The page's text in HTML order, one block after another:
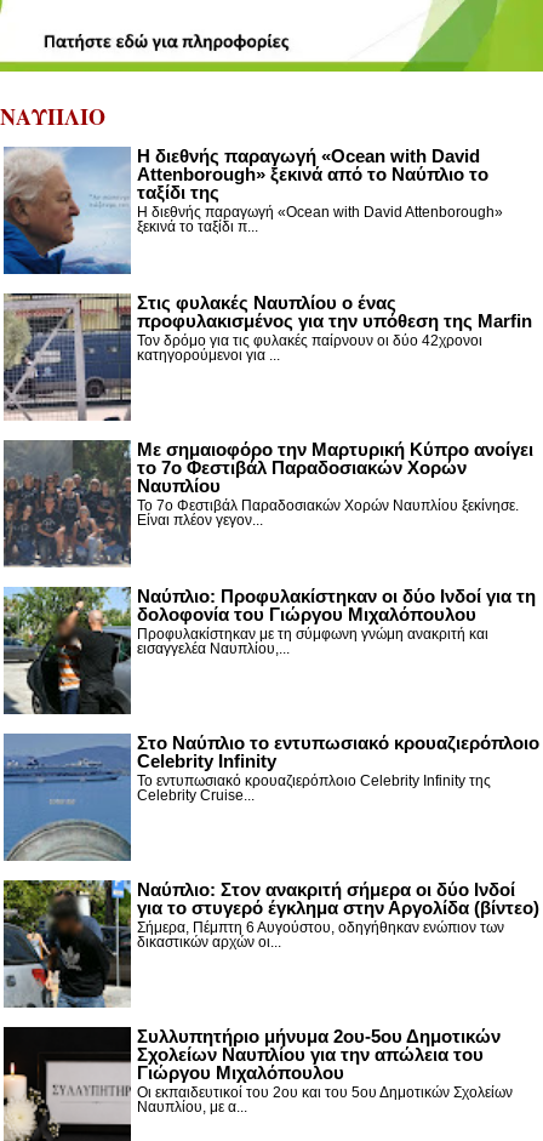
ΝΑΥΠΛΙΟ
Η διεθνής παραγωγή «Ocean with David
Attenborough» ξεκινά από το Ναύπλιο το
ταξίδι της
Η διεθνής παραγωγή «Ocean with David Attenborough»
ξεκινά το ταξίδι π...
Στις φυλακές Ναυπλίου ο ένας
προφυλακισμένος για την υπόθεση της Marfin
Τον δρόμο για τις φυλακές παίρνουν οι δύο 42χρονοι
κατηγορούμενοι για ...
Με σημαιοφόρο την Μαρτυρική Κύπρο ανοίγει
το 7ο Φεστιβάλ Παραδοσιακών Χορών
Ναυπλίου
Το 7ο Φεστιβάλ Παραδοσιακών Χορών Ναυπλίου ξεκίνησε.
Είναι πλέον γεγον...
Ναύπλιο: Προφυλακίστηκαν οι δύο Ινδοί για τη
δολοφονία του Γιώργου Μιχαλόπουλου
Προφυλακίστηκαν με τη σύμφωνη γνώμη ανακριτή και
εισαγγελέα Ναυπλίου,...
Στο Ναύπλιο το εντυπωσιακό κρουαζιερόπλοιο
Celebrity Infinity
Το εντυπωσιακό κρουαζιερόπλοιο Celebrity Infinity της
Celebrity Cruise...
Nαύπλιο: Στον ανακριτή σήμερα οι δύο Ινδοί
για το στυγερό έγκλημα στην Αργολίδα (βίντεο)
Σήμερα, Πέμπτη 6 Αυγούστου, οδηγήθηκαν ενώπιον των
δικαστικών αρχών οι...
Συλλυπητήριο μήνυμα 2ου-5ου Δημοτικών
Σχολείων Ναυπλίου για την απώλεια του
Γιώργου Μιχαλόπουλου
Οι εκπαιδευτικοί του 2ου και του 5ου Δημοτικών Σχολείων
Ναυπλίου, με α...